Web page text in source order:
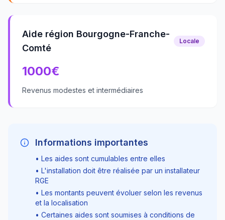
Aide région Bourgogne-Franche-
Comté
Locale
1000€
Revenus modestes et intermédiaires
Informations importantes
• Les aides sont cumulables entre elles
• L'installation doit être réalisée par un installateur
RGE
• Les montants peuvent évoluer selon les revenus
et la localisation
• Certaines aides sont soumises à conditions de